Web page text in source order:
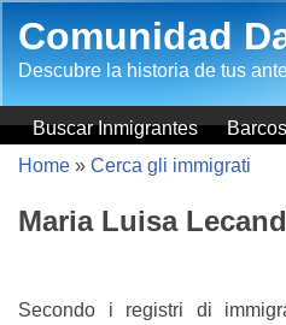
Comunidad
Descubre la historia de tus
Buscar Inmigrantes Barcos
Home » Cerca gli immigrati
Maria Luisa
Secondo i registri di